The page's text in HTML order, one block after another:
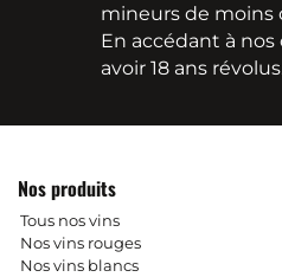
mineurs de moins
En accédant à nos
avoir 18 ans
Nos produits
Tous nos vins
Nos vins rouges
Nos vins blancs